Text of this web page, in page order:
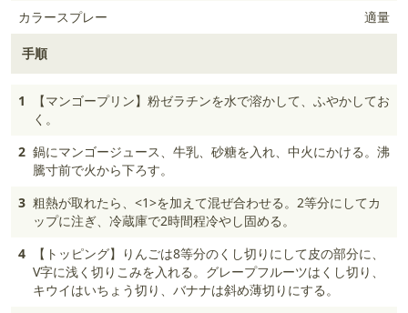
カラースプレー
適量
手順
1
【マンゴープリン】粉ゼラチンを水で溶かして、ふやかしてお
く。
2 鍋にマンゴージュース、牛乳、砂糖を入れ、中火にかける。沸
騰寸前で火から下ろす。
3 粗熱が取れたら、<1>を加えて混ぜ合わせる。2等分にしてカ
ップに注ぎ、冷蔵庫で2時間程冷やし固める。
4
【トッピング】りんごは8等分のくし切りにして皮の部分に、
V字に浅く切りこみを入れる。グレープフルーツはくし切り、
キウイはいちょう切り、バナナは斜め薄切りにする。